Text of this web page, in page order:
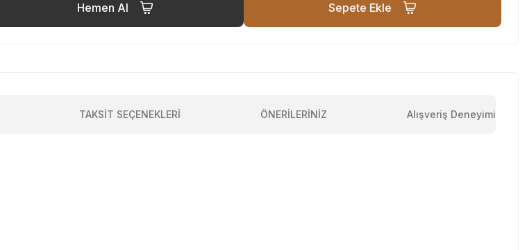
Hemen Al Sepete Ekle
TAKSİT SEÇENEKLERİ ÖNERİLERİNİZ Alışveriş Deneyimi